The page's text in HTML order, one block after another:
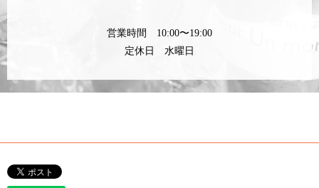
営業時間 10:00〜19:00
定休日 水曜日